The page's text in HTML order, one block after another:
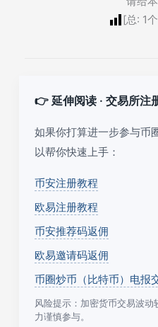
[总: 1
👉 延伸阅读 · 交易所注
如果你打算进一步参与币
以帮你快速上手：
币安注册教程
欧易注册教程
币安推荐码返佣
欧易邀请码返佣
币圈炒币（比特币）电报
风险提示：加密货币交易波
力谨慎参与。